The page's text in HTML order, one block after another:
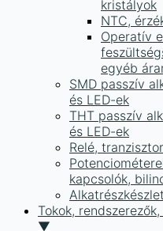
kristályok
NTC,
Operatív
egyéb
SMD passzív
és LED-ek
THT passzív
és LED-ek
Relé,
kapcsolók,
Tokok,
▼